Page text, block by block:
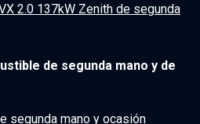
2.0 137kW Zenith de segunda
de segunda mano y de
segunda mano y ocasión